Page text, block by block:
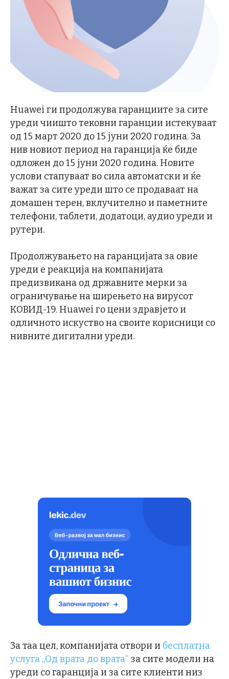
Huawei ги продолжува гаранциите за сите
уреди чиишто тековни гаранции истекуваат
од 15 март 2020 до 15 јуни 2020 година. За
нив новиот период на гаранција ќе биде
одложен до 15 јуни 2020 година. Новите
услови стапуваат во сила автоматски и ќе
важат за сите уреди што се продаваат на
домашен терен, вклучително и паметните
телефони, таблети, додатоци, аудио уреди и
рутери.
Продолжувањето на гаранцијата за овие
уреди е реакција на компанијата
предизвикана од државните мерки за
ограничување на ширењето на вирусот
КОВИД-19. Huawei го цени здравјето и
одличното искуство на своите корисници со
нивните дигитални уреди.
За таа цел, компанијата отвори и бесплатна
услуга „Од врата до врата“ за сите модели на
уреди со гаранција и за сите клиенти низ